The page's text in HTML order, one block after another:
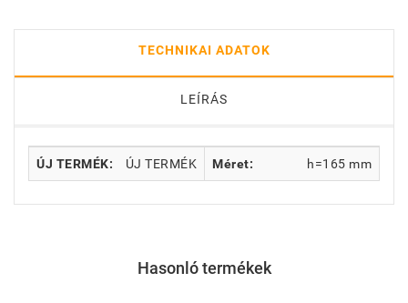
TECHNIKAI ADATOK
LEÍRÁS
ÚJ TERMÉK: ÚJ TERMÉK Méret: h=165 mm
Hasonló termékek